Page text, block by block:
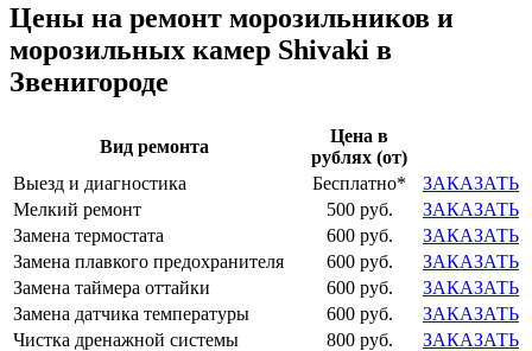
Цены на ремонт морозильников и
морозильных камер Shivaki в
Звенигороде
Вид ремонта
Цена в
рублях (от)
Выезд и диагностика
Бесплатно*
ЗАКАЗАТЬ
Мелкий ремонт
500 руб.
ЗАКАЗАТЬ
Замена термостата
600 руб.
ЗАКАЗАТЬ
Замена плавкого предохранителя
600 руб.
ЗАКАЗАТЬ
Замена таймера оттайки
600 руб.
ЗАКАЗАТЬ
Замена датчика температуры
600 руб.
ЗАКАЗАТЬ
Чистка дренажной системы
800 руб. ЗАКАЗАТЬ